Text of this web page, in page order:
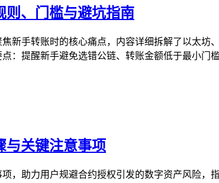
则、门槛与避坑指南
新手转账时的核心痛点，内容详细拆解了以太坊
：提醒新手避免选错公链、转账金额低于最小门
与关键注意事项
，助力用户规避合约授权引发的数字资产风险